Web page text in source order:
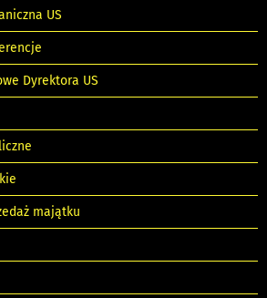
US
Dyrektora US
majątku